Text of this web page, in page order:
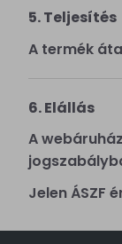
5. Teljesítés
A termék
6. Elállás
A
Jelen ÁSZF